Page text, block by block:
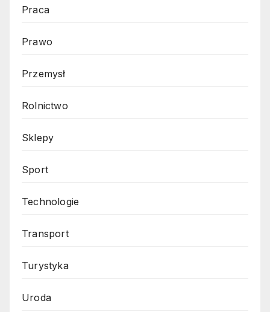
Praca
Prawo
Przemysł
Rolnictwo
Sklepy
Sport
Technologie
Transport
Turystyka
Uroda